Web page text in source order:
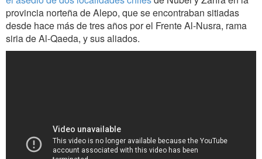
provincia norteña de Alepo, que se encontraban sitiadas
desde hace más de tres años por el Frente Al-Nusra, rama
siria de Al-Qaeda, y sus aliados.